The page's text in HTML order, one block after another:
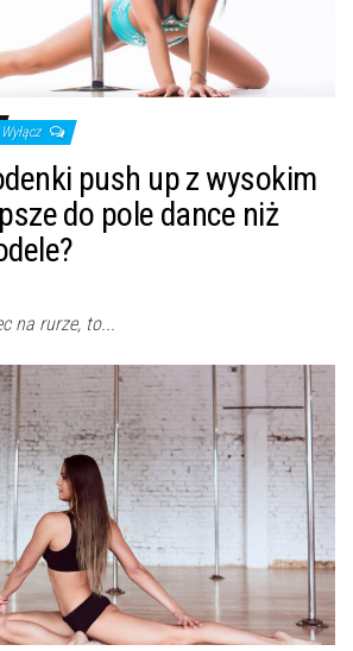
Wyłącz
push up z wysokim
do pole dance niż
na rurze, to...